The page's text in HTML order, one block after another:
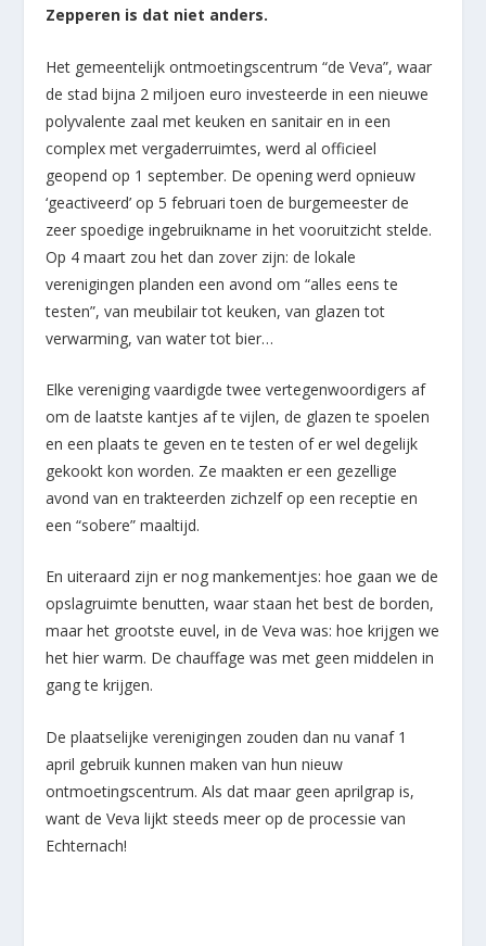
Zepperen is dat niet anders.
Het gemeentelijk ontmoetingscentrum “de Veva”, waar
de stad bijna 2 miljoen euro investeerde in een nieuwe
polyvalente zaal met keuken en sanitair en in een
complex met vergaderruimtes, werd al officieel
geopend op 1 september. De opening werd opnieuw
‘geactiveerd’ op 5 februari toen de burgemeester de
zeer spoedige ingebruikname in het vooruitzicht stelde.
Op 4 maart zou het dan zover zijn: de lokale
verenigingen planden een avond om “alles eens te
testen”, van meubilair tot keuken, van glazen tot
verwarming, van water tot bier…
Elke vereniging vaardigde twee vertegenwoordigers af
om de laatste kantjes af te vijlen, de glazen te spoelen
en een plaats te geven en te testen of er wel degelijk
gekookt kon worden. Ze maakten er een gezellige
avond van en trakteerden zichzelf op een receptie en
een “sobere” maaltijd.
En uiteraard zijn er nog mankementjes: hoe gaan we de
opslagruimte benutten, waar staan het best de borden,
maar het grootste euvel, in de Veva was: hoe krijgen we
het hier warm. De chauffage was met geen middelen in
gang te krijgen.
De plaatselijke verenigingen zouden dan nu vanaf 1
april gebruik kunnen maken van hun nieuw
ontmoetingscentrum. Als dat maar geen aprilgrap is,
want de Veva lijkt steeds meer op de processie van
Echternach!